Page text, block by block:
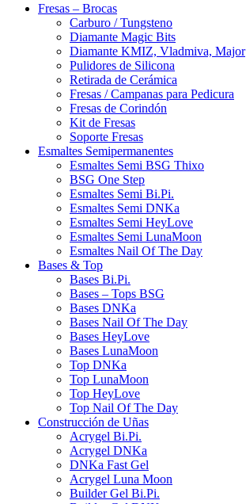
Fresas – Brocas
Carburo / Tungsteno
Diamante Magic Bits
Diamante KMIZ, Vladmiva, Major
Pulidores de Silicona
Retirada de Cerámica
Fresas / Campanas para Pedicura
Fresas de Corindón
Kit de Fresas
Soporte Fresas
Esmaltes Semipermanentes
Esmaltes Semi BSG Thixo
BSG One Step
Esmaltes Semi Bi.Pi.
Esmaltes Semi DNKa
Esmaltes Semi HeyLove
Esmaltes Semi LunaMoon
Esmaltes Nail Of The Day
Bases & Top
Bases Bi.Pi.
Bases – Tops BSG
Bases DNKa
Bases Nail Of The Day
Bases HeyLove
Bases LunaMoon
Top DNKa
Top LunaMoon
Top HeyLove
Top Nail Of The Day
Construcción de Uñas
Acrygel Bi.Pi.
Acrygel DNKa
DNKa Fast Gel
Acrygel Luna Moon
Builder Gel Bi.Pi.